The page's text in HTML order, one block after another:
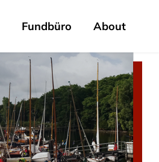
Fundbüro About